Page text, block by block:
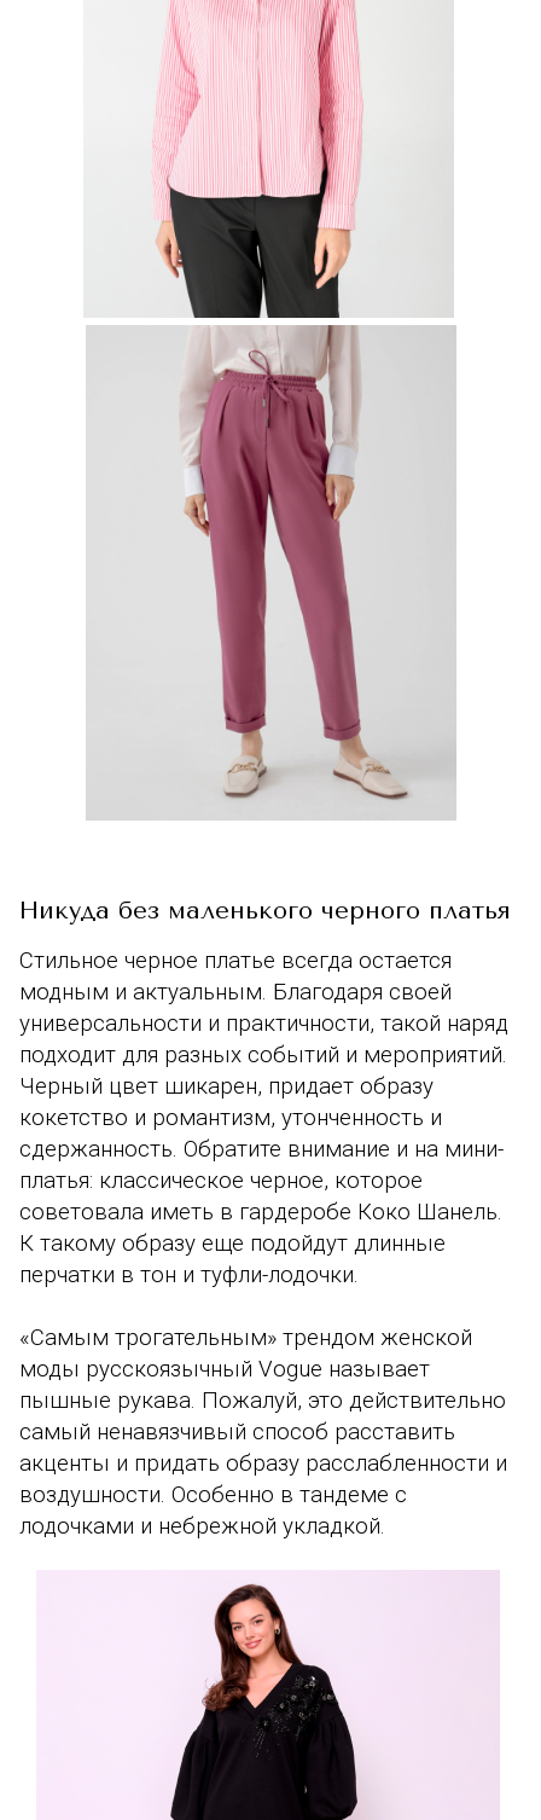
Никуда без маленького черного платья
Стильное черное платье всегда остается
модным и актуальным. Благодаря своей
универсальности и практичности, такой наряд
подходит для разных событий и мероприятий.
Черный цвет шикарен, придает образу
кокетство и романтизм, утонченность и
сдержанность. Обратите внимание и на мини-
платья: классическое черное, которое
советовала иметь в гардеробе Коко Шанель.
К такому образу еще подойдут длинные
перчатки в тон и туфли-лодочки.
«Самым трогательным» трендом женской
моды русскоязычный Vogue называет
пышные рукава. Пожалуй, это действительно
самый ненавязчивый способ расставить
акценты и придать образу расслабленности и
воздушности. Особенно в тандеме с
лодочками и небрежной укладкой.